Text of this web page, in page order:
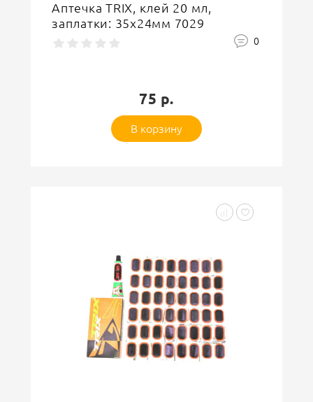
Аптечка TRIX, клей 20 мл,
заплатки: 35х24мм 7029
0
75 р.
В корзину